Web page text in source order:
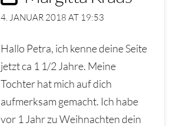
4. JANUAR 2018 AT 19:53
Hallo Petra, ich kenne deine Seite
jetzt ca 1 1/2 Jahre. Meine
Tochter hat mich auf dich
aufmerksam gemacht. Ich habe
vor 1 Jahr zu Weihnachten dein